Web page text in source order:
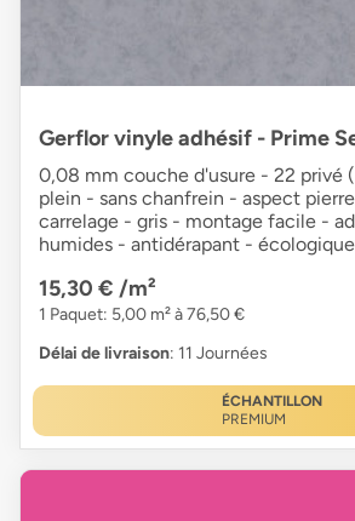
Gerflor vinyle adhésif - Prime
0,08 mm couche d'usure - 22 privé
plein - sans chanfrein - aspect
carrelage - gris - montage facile -
humides - antidérapant - écologique
15,30 € /m²
1 Paquet: 5,00 m² à 76,50 €
Délai de livraison: 11 Journées
ÉCHANTILLON
PREMIUM